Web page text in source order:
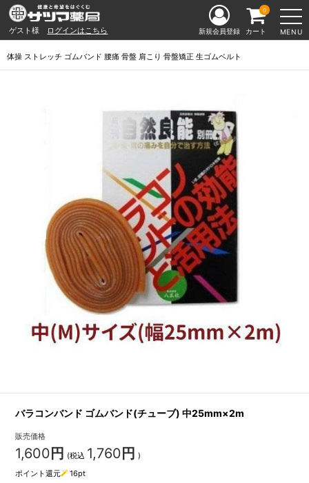
ゲスト様 ログインはこちら MENU
新規会員登録 カート
0
体操 ストレッチ ゴムバンド 腰痛 骨盤 肩こり 骨盤矯正 生ゴムベルト
バラコンバンド ゴムバンド(チューブ) 中25mm×2m
販売価格
1,600 円 (税込 1,760 円 )
ポイント還元
16pt